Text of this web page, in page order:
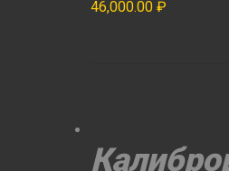
46,000.00 ₽